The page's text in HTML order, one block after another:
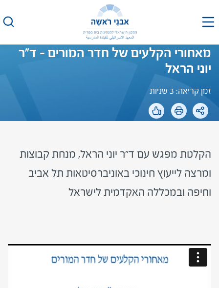
מאחורי הקלעים של חדר המורים – ד"ר
יוני הראל
זמן קריאה: 3 שניות
הקלטת מפגש עם ד"ר יוני הראל, מנחת קבוצות
ומרצה לייעוץ חינוכי באוניברסיטאות תל אביב
וחיפה ובמכללה האקדמית לישראל